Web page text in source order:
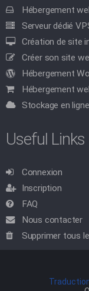
Hébergement
Serveur dédié
Création de site
Créer son site
Hébergement
Hébergement
Stockage en ligne
Useful Links
Connexion
Inscription
FAQ
Nous contacter
Supprimer tous